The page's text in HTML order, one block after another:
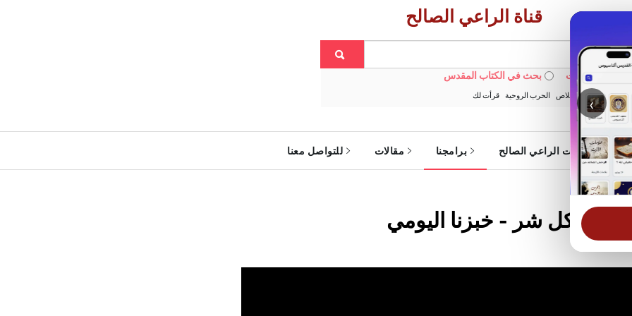
‹
قناة الراعي الصالح
في الويبسايت بحث في الكتاب المقدس
خبزنا اليومي الخلاص الحرب الروحية قرأت لك
خدمات الراعي الصالح برامجنا مقالات للتواصل معنا
كل شر - خبزنا اليومي